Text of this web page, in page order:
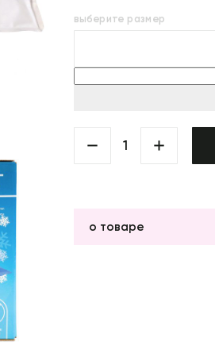
выберите размер
о товаре